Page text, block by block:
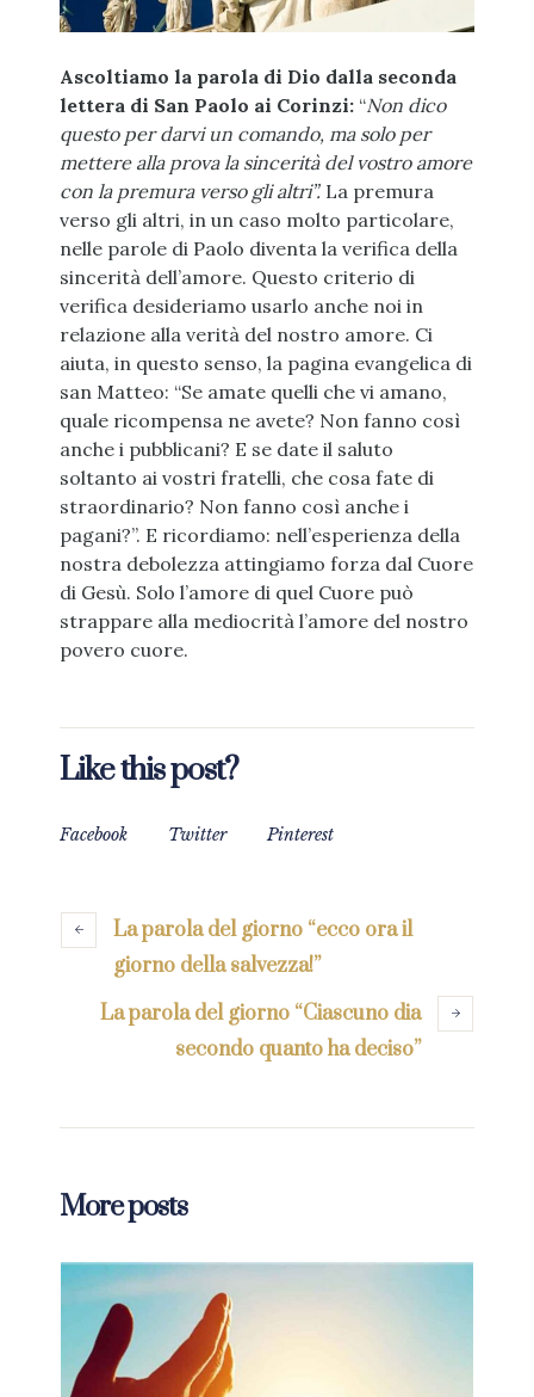
Ascoltiamo la parola di Dio dalla seconda
lettera di San Paolo ai Corinzi:“Non dico
questo per darvi un comando, ma solo per
mettere alla prova la sincerità del vostro amore
con la premura verso gli altri”.La premura
verso gli altri, in un caso molto particolare,
nelle parole di Paolo diventa la verifica della
sincerità dell’amore. Questo criterio di
verifica desideriamo usarlo anche noi in
relazione alla verità del nostro amore. Ci
aiuta, in questo senso, la pagina evangelica di
san Matteo: “Se amate quelli che vi amano,
quale ricompensa ne avete? Non fanno così
anche i pubblicani? E se date il saluto
soltanto ai vostri fratelli, che cosa fate di
straordinario? Non fanno così anche i
pagani?”. E ricordiamo: nell’esperienza della
nostra debolezza attingiamo forza dal Cuore
di Gesù. Solo l’amore di quel Cuore può
strappare alla mediocrità l’amore del nostro
povero cuore.
Like this post?
Facebook Twitter Pinterest
La parola del giorno “ecco ora il
giorno della salvezza!”
La parola del giorno “Ciascuno dia
secondo quanto ha deciso”
More posts